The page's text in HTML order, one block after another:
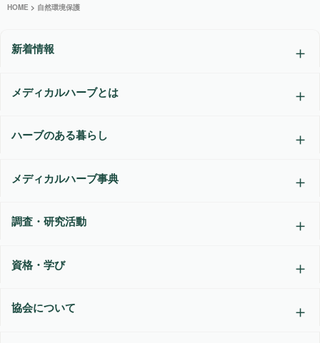
HOME > 自然環境保護
新着情報
メディカルハーブとは
ハーブのある暮らし
メディカルハーブ事典
調査・研究活動
資格・学び
協会について